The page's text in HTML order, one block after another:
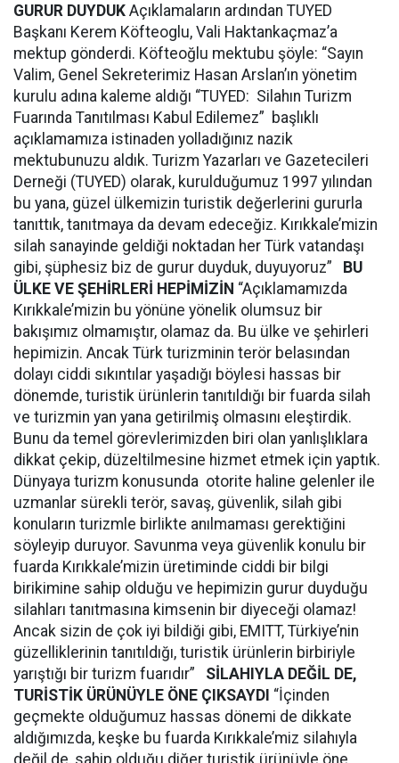
GURUR DUYDUK Açıklamaların ardından TUYED
Başkanı Kerem Köfteoglu, Vali Haktankaçmaz’a
mektup gönderdi. Köfteoğlu mektubu şöyle: “Sayın
Valim, Genel Sekreterimiz Hasan Arslan’ın yönetim
kurulu adına kaleme aldığı “TUYED: Silahın Turizm
Fuarında Tanıtılması Kabul Edilemez” başlıklı
açıklamamıza istinaden yolladığınız nazik
mektubunuzu aldık. Turizm Yazarları ve Gazetecileri
Derneği (TUYED) olarak, kurulduğumuz 1997 yılından
bu yana, güzel ülkemizin turistik değerlerini gururla
tanıttık, tanıtmaya da devam edeceğiz. Kırıkkale’mizin
silah sanayinde geldiği noktadan her Türk vatandaşı
gibi, şüphesiz biz de gurur duyduk, duyuyoruz”
BU
ÜLKE VE ŞEHİRLERİ HEPİMİZİN “Açıklamamızda
Kırıkkale’mizin bu yönüne yönelik olumsuz bir
bakışımız olmamıştır, olamaz da. Bu ülke ve şehirleri
hepimizin. Ancak Türk turizminin terör belasından
dolayı ciddi sıkıntılar yaşadığı böylesi hassas bir
dönemde, turistik ürünlerin tanıtıldığı bir fuarda silah
ve turizmin yan yana getirilmiş olmasını eleştirdik.
Bunu da temel görevlerimizden biri olan yanlışlıklara
dikkat çekip, düzeltilmesine hizmet etmek için yaptık.
Dünyaya turizm konusunda otorite haline gelenler ile
uzmanlar sürekli terör, savaş, güvenlik, silah gibi
konuların turizmle birlikte anılmaması gerektiğini
söyleyip duruyor. Savunma veya güvenlik konulu bir
fuarda Kırıkkale’mizin üretiminde ciddi bir bilgi
birikimine sahip olduğu ve hepimizin gurur duyduğu
silahları tanıtmasına kimsenin bir diyeceği olamaz!
Ancak sizin de çok iyi bildiği gibi, EMITT, Türkiye’nin
güzelliklerinin tanıtıldığı, turistik ürünlerin birbiriyle
yarıştığı bir turizm fuarıdır” SİLAHIYLA DEĞİL DE,
TURİSTİK ÜRÜNÜYLE ÖNE ÇIKSAYDI “İçinden
geçmekte olduğumuz hassas dönemi de dikkate
aldığımızda, keşke bu fuarda Kırıkkale’miz silahıyla
değil de, sahip olduğu diğer turistik ürünüyle öne